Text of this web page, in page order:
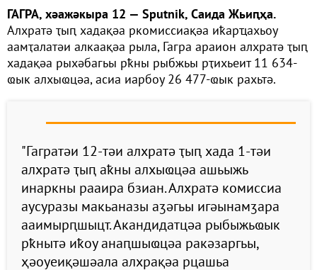
ГАГРА, хәажәкыра 12 — Sputnik, Саида Жьиԥҳа.
Алхратә ҭыԥ хадақәа ркомиссиақәа иҟарҵахьоу
аамҭалатәи алкаақәа рыла, Гагра араион алхратә ҭыԥ
хадақәа рыхәбагьы рҟны рыбжьы рҭихьеит 11 634-
ҩык алхыҩцәа, асиа иарбоу 26 477-ҩык рахьтә.
"Гагратәи 12-тәи алхратә ҭыԥ хада 1-тәи
алхратә ҭыԥ аҟны алхыҩцәа ашьыжь
инаркны рааира бзиан. Алхратә комиссиа
аусуразы макьаназы аӡәгьы игәынамӡара
ааимырԥшыцт. Акандидатцәа рыбыжьҩык
рҟнытә иҟоу анаԥшыҩцәа ракәзаргьы,
ҳәоуеиқәшәала алхрақәа рцашьа